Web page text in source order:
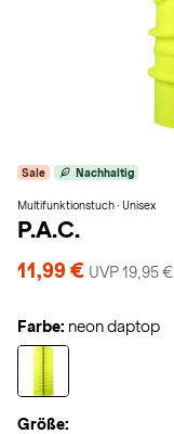
Sale Nachhaltig
Multifunktionstuch · Unisex
P.A.C.
11,99 € UVP 19,95 €
Farbe: neon daptop
Größe: